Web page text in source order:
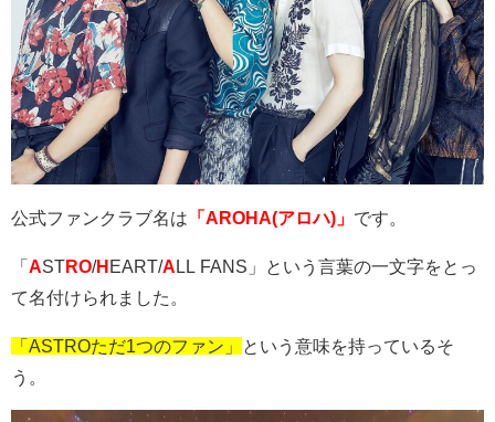
公式ファンクラブ名は 「AROHA(アロハ)」 です。
「 ASTRO/H EART/A LL FANS 」という言葉の一文字をとっ
て名付けられました。
「ASTROただ1つのファン」
という意味を持っているそ
う。